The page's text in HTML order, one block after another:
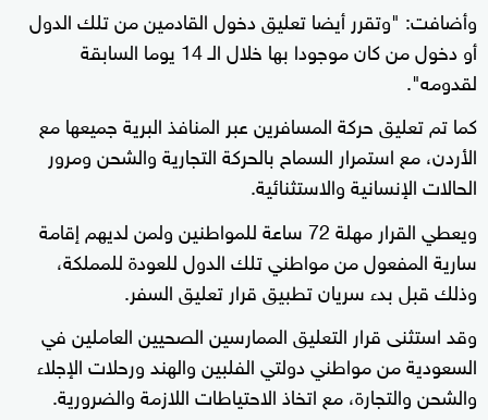
وأضافت: "وتقرر أيضا تعليق دخول القادمين من تلك الدول
أو دخول من كان موجودا بها خلال الـ 14 يوما السابقة
لقدومه".
كما تم تعليق حركة المسافرين عبر المنافذ البرية جميعها مع
الأردن، مع استمرار السماح بالحركة التجارية والشحن ومرور
الحالات الإنسانية والاستثنائية.
ويعطي القرار مهلة 72 ساعة للمواطنين ولمن لديهم إقامة
سارية المفعول من مواطني تلك الدول للعودة للمملكة،
وذلك قبل بدء سريان تطبيق قرار تعليق السفر.
وقد استثنى قرار التعليق الممارسين الصحيين العاملين في
السعودية من مواطني دولتي الفلبين والهند ورحلات الإجلاء
والشحن والتجارة، مع اتخاذ الاحتياطات اللازمة والضرورية.